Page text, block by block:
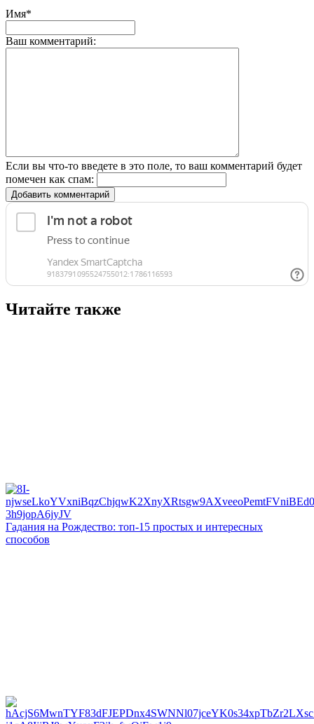
Имя*
Ваш комментарий:
Если вы что-то введете в это поле, то ваш комментарий будет
помечен как спам:
Добавить комментарий
Читайте также
Гадания на Рождество: топ-15 простых и интересных
способов